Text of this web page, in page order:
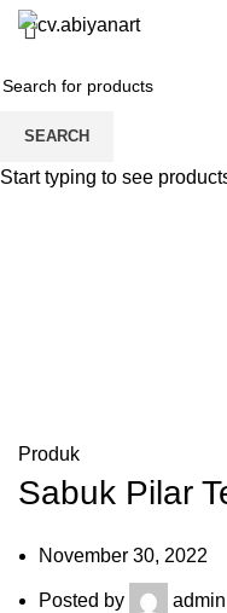
Produk
Sabuk Pilar
November 30, 2022
Posted by admin
SEARCH
Start typing to see